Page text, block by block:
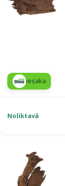
iesaka
Noliktavā